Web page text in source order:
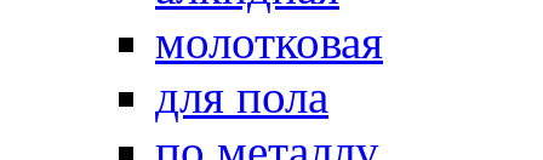
молотковая
для пола